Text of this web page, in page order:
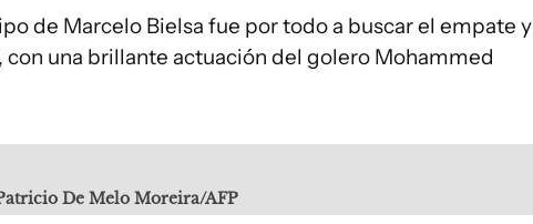
de Marcelo Bielsa fue por todo a buscar el empate y
con una brillante actuación del golero Mohammed
De Melo Moreira/AFP